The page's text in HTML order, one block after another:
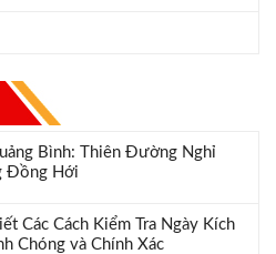
Bình: Thiên Đường Nghỉ
Đồng Hới
Các Cách Kiểm Tra Ngày Kích
Chóng và Chính Xác